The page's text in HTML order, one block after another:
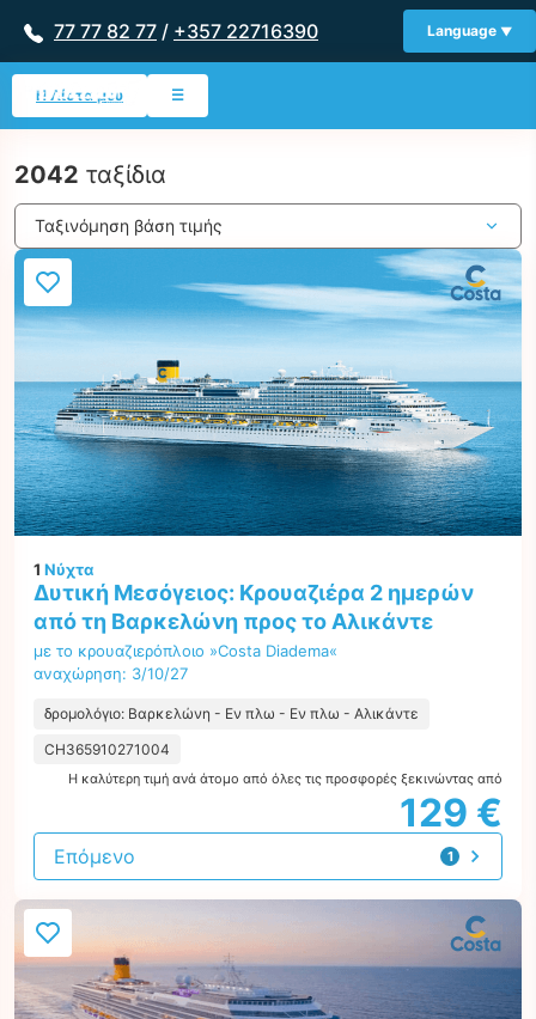
77 77 82 77 / +357 22716390 Language
Η Λίστα μου ☰
2042 ταξίδια
1 Νύχτα
Δυτική Μεσόγειος: Κρουαζιέρα 2 ημερών
από τη Βαρκελώνη προς το Αλικάντε
με το κρουαζιερόπλοιο »Costa Diadema«
αναχώρηση: 3/10/27
δρομολόγιο: Βαρκελώνη - Εν πλω - Εν πλω - Αλικάντε
CH365910271004
Η καλύτερη τιμή ανά άτομο από όλες τις προσφορές ξεκινώντας από
129 €
1
προσφορά
Επόμενο